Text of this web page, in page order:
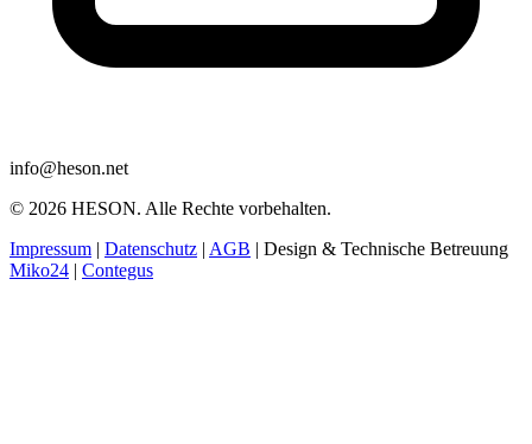
info@heson.net
© 2026 HESON. Alle Rechte vorbehalten.
Impressum | Datenschutz | AGB | Design & Technische Betreuung
Miko24 | Contegus